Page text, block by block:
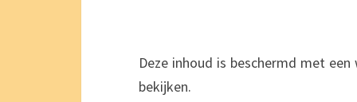
Deze inhoud is beschermd met
bekijken.